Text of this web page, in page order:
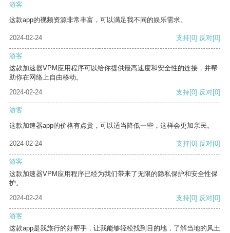
游客
这款app的视频资源非常丰富，可以满足我不同的娱乐需求。
2024-02-24 支持[0] 反对[0]
游客
这款加速器VPM应用程序可以给你提供最高速度和安全性的连接，并帮
助你在网络上自由移动。
2024-02-24
支持[0] 反对[0]
游客
这款加速器app的价格有点贵，可以适当降低一些，这样会更加亲民。
2024-02-24 支持[0] 反对[0]
游客
这款加速器VPM应用程序已经为我们带来了无限的隐私保护和安全性保
护。
2024-02-24
支持[0] 反对[0]
游客
这款app是我旅行的好帮手，让我能够轻松找到目的地，了解当地的风土